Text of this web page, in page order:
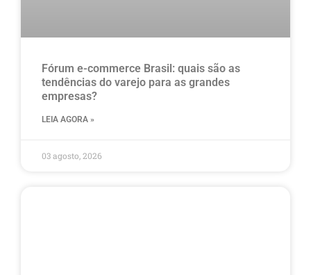
Fórum e-commerce Brasil: quais são as
tendências do varejo para as grandes
empresas?
LEIA AGORA »
03 agosto, 2026